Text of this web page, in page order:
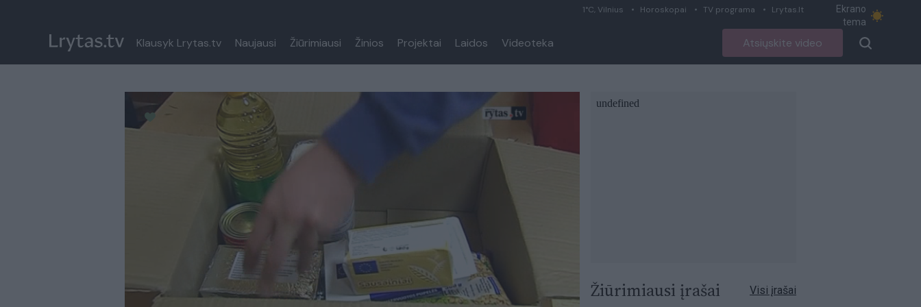
1°C, Vilnius Horoskopai TV programa Lrytas.lt
Ekrano
tema
Klausyk Lrytas.tv Naujausi Žiūrimiausi Žinios Projektai Laidos Videoteka Atsiųskite video
Žiūrimiausi įrašai Visi įrašai